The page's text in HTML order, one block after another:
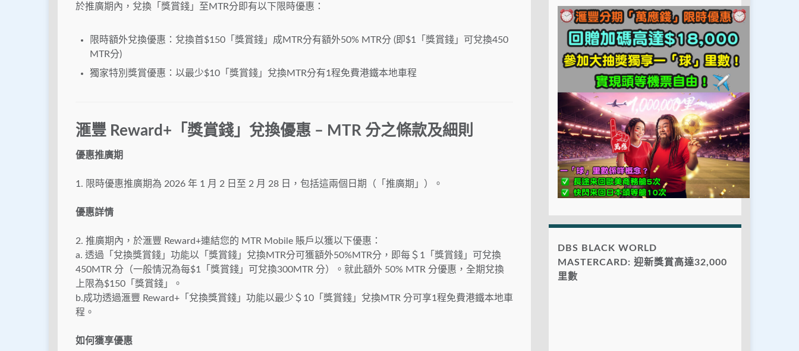
於推廣期內，兌換「獎賞錢」至MTR分即有以下限時優惠：
限時額外兌換優惠：兌換首$150「獎賞錢」成MTR分有額外50% MTR分 (即$1「獎賞錢」可兌換450
MTR分)
獨家特別獎賞優惠：以最少$10「獎賞錢」兌換MTR分有1程免費港鐵本地車程
滙豐 Reward+「獎賞錢」兌換優惠 – MTR 分之條款及細則
優惠推廣期
1. 限時優惠推廣期為 2026 年 1 月 2 日至 2 月 28 日，包括這兩個日期（「推廣期」）。
優惠詳情
2. 推廣期內，於滙豐 Reward+連結您的 MTR Mobile 賬戶以獲以下優惠：
a. 透過「兌換獎賞錢」功能以「獎賞錢」兌換MTR分可獲額外50%MTR分，即每＄1「獎賞錢」可兌換
450MTR 分（一般情況為每$1「獎賞錢」可兌換300MTR 分）。就此額外 50% MTR 分優惠，全期兌換
上限為$150「獎賞錢」。
b.成功透過滙豐 Reward+「兌換獎賞錢」功能以最少＄10「獎賞錢」兌換MTR 分可享1程免費港鐵本地車
程。
如何獲享優惠
DBS BLACK WORLD
MASTERCARD: 迎新獎賞高達32,000
里數